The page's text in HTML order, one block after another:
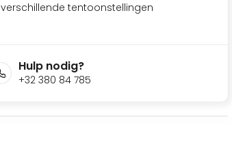
verschillende tentoonstellingen
Hulp nodig?
+32 380 84 785